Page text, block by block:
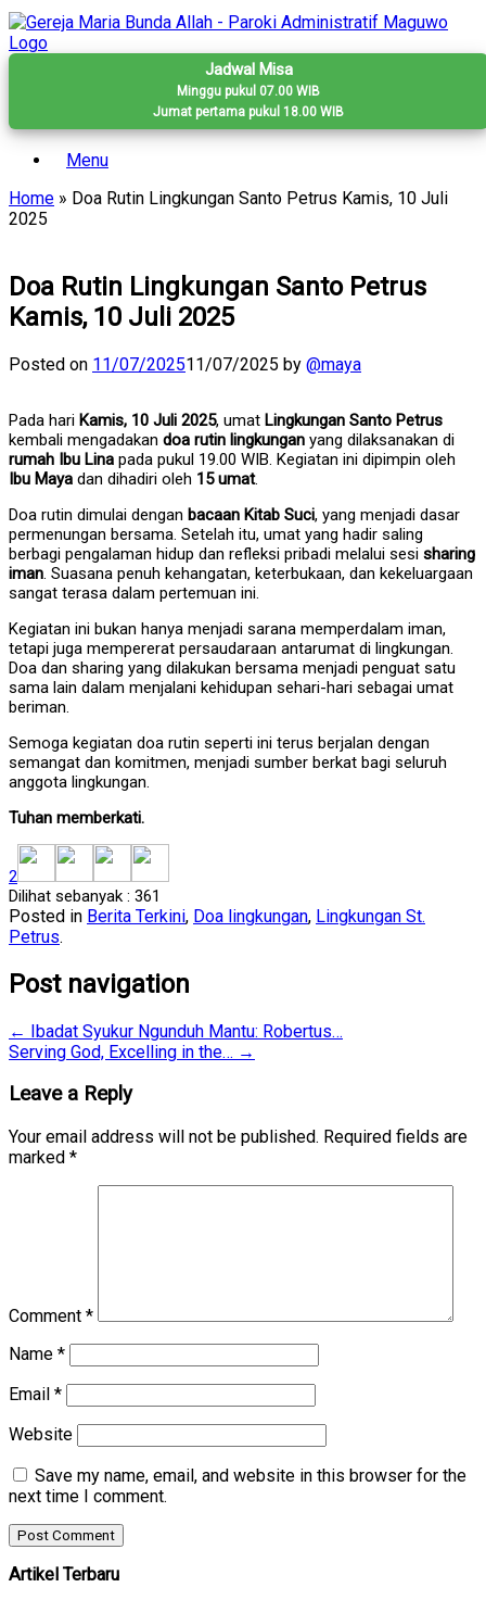
Skip
to
content
Jadwal Misa
Minggu pukul 07.00 WIB
Jumat pertama pukul 18.00 WIB
Menu
Home » Doa Rutin Lingkungan Santo Petrus Kamis, 10 Juli
2025
Doa Rutin Lingkungan Santo Petrus
Kamis, 10 Juli 2025
Posted on 11/07/202511/07/2025 by @maya
Pada hari Kamis, 10 Juli 2025, umat Lingkungan Santo Petrus
kembali mengadakan doa rutin lingkungan yang dilaksanakan di
rumah Ibu Lina pada pukul 19.00 WIB. Kegiatan ini dipimpin oleh
Ibu Maya dan dihadiri oleh 15 umat.
Doa rutin dimulai dengan bacaan Kitab Suci, yang menjadi dasar
permenungan bersama. Setelah itu, umat yang hadir saling
berbagi pengalaman hidup dan refleksi pribadi melalui sesi sharing
iman. Suasana penuh kehangatan, keterbukaan, dan kekeluargaan
sangat terasa dalam pertemuan ini.
Kegiatan ini bukan hanya menjadi sarana memperdalam iman,
tetapi juga mempererat persaudaraan antarumat di lingkungan.
Doa dan sharing yang dilakukan bersama menjadi penguat satu
sama lain dalam menjalani kehidupan sehari-hari sebagai umat
beriman.
Semoga kegiatan doa rutin seperti ini terus berjalan dengan
semangat dan komitmen, menjadi sumber berkat bagi seluruh
anggota lingkungan.
Tuhan memberkati.
2
Dilihat sebanyak : 361
Posted in Berita Terkini, Doa lingkungan, Lingkungan St.
Petrus.
Post navigation
← Ibadat Syukur Ngunduh Mantu: Robertus…
Serving God, Excelling in the… →
Leave a Reply
Your email address will not be published. Required fields are
marked *
Comment *
Name *
Email *
Website
Save my name, email, and website in this browser for the
next time I comment.
Artikel Terbaru